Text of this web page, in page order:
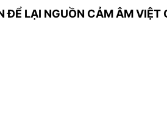
ĐỂ LẠI NGUỒN CẢM ÂM VIỆT